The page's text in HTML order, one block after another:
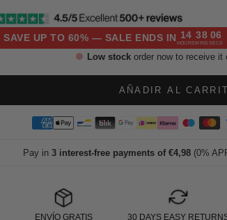
SAVE UP TO 60% — SALE ENDS IN 14
HOURS
38
MINS
05
SECS
Low stock order now to receive it
AÑADIR AL
Pay in3 interest-free payments of €4,98 (0%
ENVÍO GRATIS 30 DAYS EASY